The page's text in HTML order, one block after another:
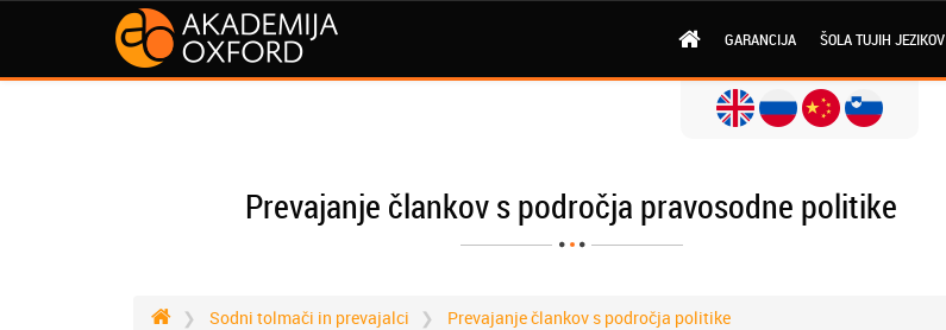
GARANCIJA ŠOLA TUJIH JEZIKOV
Prevajanje člankov s področja pravosodne politike
Sodni tolmači in prevajalci
Prevajanje člankov s področja politike